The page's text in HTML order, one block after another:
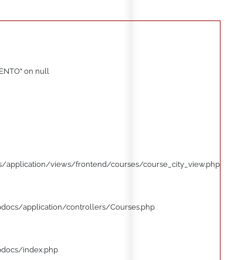
on null
views/frontend/courses/course_city_view.php
application/controllers/Courses.php
index.php